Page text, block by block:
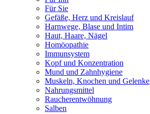
Für Sie
Gefäße, Herz und Kreislauf
Harnwege, Blase und Intim
Haut, Haare, Nägel
Homöopathie
Immunsystem
Kopf und Konzentration
Mund und Zahnhygiene
Muskeln, Knochen und Gelenke
Nahrungsmittel
Raucherentwöhnung
Salben